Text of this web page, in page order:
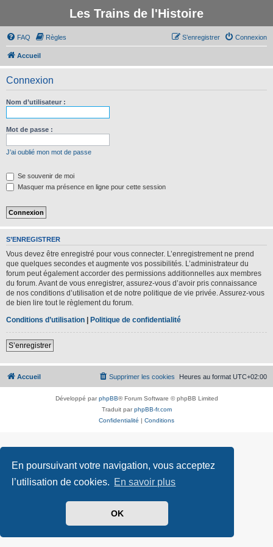
En poursuivant votre navigation, vous acceptez
l’utilisation de cookies. En savoir plus
OK
Les Trains de l'Histoire
FAQ Règles Connexion
S’enregistrer
Accueil
Connexion
Nom d’utilisateur :
Mot de passe :
J’ai oublié mon mot de passe
Se souvenir de moi
Masquer ma présence en ligne pour cette session
S’ENREGISTRER
Vous devez être enregistré pour vous connecter. L’enregistrement ne prend
que quelques secondes et augmente vos possibilités. L’administrateur du
forum peut également accorder des permissions additionnelles aux membres
du forum. Avant de vous enregistrer, assurez-vous d’avoir pris connaissance
de nos conditions d’utilisation et de notre politique de vie privée. Assurez-vous
de bien lire tout le règlement du forum.
Conditions d’utilisation | Politique de confidentialité
S’enregistrer
Accueil Heures au format UTC+02:00
Supprimer les cookies
Développé parphpBB® Forum Software © phpBB Limited
Traduit parphpBB-fr.com
Confidentialité | Conditions